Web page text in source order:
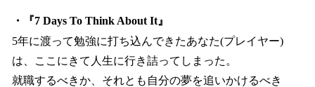
・『7 Days To Think About It』
5年に渡って勉強に打ち込んできたあなた(プレイヤー)
は、ここにきて人生に行き詰ってしまった。
就職するべきか、それとも自分の夢を追いかけるべき